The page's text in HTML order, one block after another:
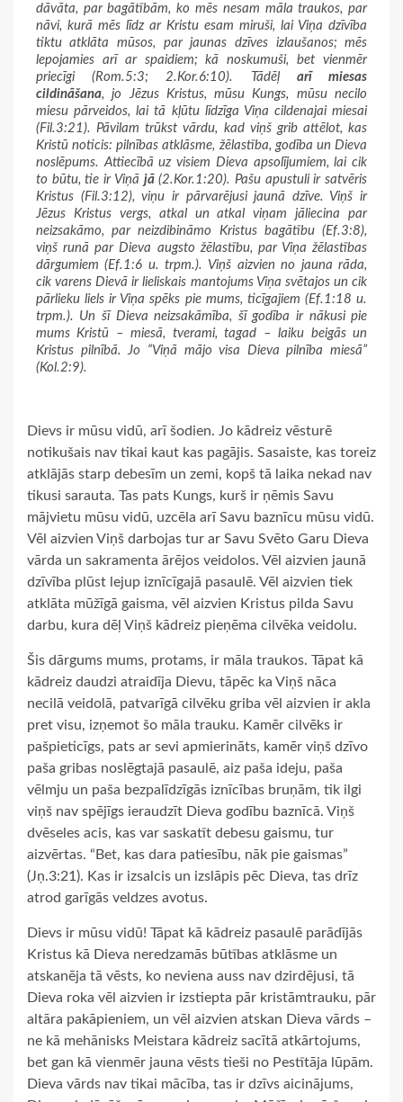
dāvāta, par bagātībām, ko mēs nesam māla traukos, par
nāvi, kurā mēs līdz ar Kristu esam miruši, lai Viņa dzīvība
tiktu atklāta mūsos, par jaunas dzīves izlaušanos; mēs
lepojamies arī ar spaidiem; kā noskumuši, bet vienmēr
priecīgi (Rom.5:3; 2.Kor.6:10). Tādēļ arī miesas
cildināšana, jo Jēzus Kristus, mūsu Kungs, mūsu necilo
miesu pārveidos, lai tā kļūtu līdzīga Viņa cildenajai miesai
(Fil.3:21). Pāvilam trūkst vārdu, kad viņš grib attēlot, kas
Kristū noticis: pilnības atklāsme, žēlastība, godība un Dieva
noslēpums. Attiecībā uz visiem Dieva apsolījumiem, lai cik
to būtu, tie ir Viņā jā(2.Kor.1:20). Pašu apustuli ir satvēris
Kristus (Fil.3:12), viņu ir pārvarējusi jaunā dzīve. Viņš ir
Jēzus Kristus vergs, atkal un atkal viņam jāliecina par
neizsakāmo, par neizdibināmo Kristus bagātību (Ef.3:8),
viņš runā par Dieva augsto žēlastību, par Viņa žēlastības
dārgumiem (Ef.1:6 u. trpm.). Viņš aizvien no jauna rāda,
cik varens Dievā ir lieliskais mantojums Viņa svētajos un cik
pārlieku liels ir Viņa spēks pie mums, ticīgajiem (Ef.1:18 u.
trpm.). Un šī Dieva neizsakāmība, šī godība ir nākusi pie
mums Kristū – miesā, tverami, tagad – laiku beigās un
Kristus pilnībā. Jo “Viņā mājo visa Dieva pilnība miesā”
(Kol.2:9).
Dievs ir mūsu vidū, arī šodien. Jo kādreiz vēsturē
notikušais nav tikai kaut kas pagājis. Sasaiste, kas toreiz
atklājās starp debesīm un zemi, kopš tā laika nekad nav
tikusi sarauta. Tas pats Kungs, kurš ir ņēmis Savu
mājvietu mūsu vidū, uzcēla arī Savu baznīcu mūsu vidū.
Vēl aizvien Viņš darbojas tur ar Savu Svēto Garu Dieva
vārda un sakramenta ārējos veidolos. Vēl aizvien jaunā
dzīvība plūst lejup iznīcīgajā pasaulē. Vēl aizvien tiek
atklāta mūžīgā gaisma, vēl aizvien Kristus pilda Savu
darbu, kura dēļ Viņš kādreiz pieņēma cilvēka veidolu.
Šis dārgums mums, protams, ir māla traukos. Tāpat kā
kādreiz daudzi atraidīja Dievu, tāpēc ka Viņš nāca
necilā veidolā, patvarīgā cilvēku griba vēl aizvien ir akla
pret visu, izņemot šo māla trauku. Kamēr cilvēks ir
pašpieticīgs, pats ar sevi apmierināts, kamēr viņš dzīvo
paša gribas noslēgtajā pasaulē, aiz paša ideju, paša
vēlmju un paša bezpalīdzīgās iznīcības bruņām, tik ilgi
viņš nav spējīgs ieraudzīt Dieva godību baznīcā. Viņš
dvēseles acis, kas var saskatīt debesu gaismu, tur
aizvērtas. “Bet, kas dara patiesību, nāk pie gaismas”
(Jņ.3:21). Kas ir izsalcis un izslāpis pēc Dieva, tas drīz
atrod garīgās veldzes avotus.
Dievs ir mūsu vidū! Tāpat kā kādreiz pasaulē parādījās
Kristus kā Dieva neredzamās būtības atklāsme un
atskanēja tā vēsts, ko neviena auss nav dzirdējusi, tā
Dieva roka vēl aizvien ir izstiepta pār kristāmtrauku, pār
altāra pakāpieniem, un vēl aizvien atskan Dieva vārds –
ne kā mehānisks Meistara kādreiz sacītā atkārtojums,
bet gan kā vienmēr jauna vēsts tieši no Pestītāja lūpām.
Dieva vārds nav tikai mācība, tas ir dzīvs aicinājums,